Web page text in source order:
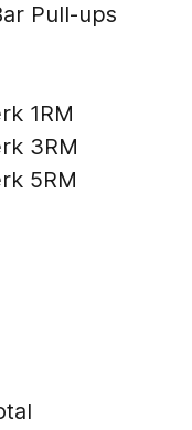
Pull-ups
1RM
3RM
5RM